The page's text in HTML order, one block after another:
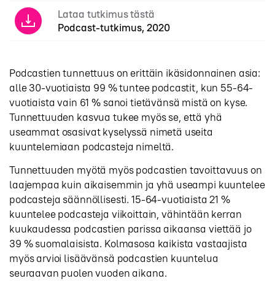
Lataa tutkimus tästä
Podcast-tutkimus, 2020
Podcastien tunnettuus on erittäin ikäsidonnainen asia:
alle 30-vuotiaista 99 % tuntee podcastit, kun 55-64-
vuotiaista vain 61 % sanoi tietävänsä mistä on kyse.
Tunnettuuden kasvua tukee myös se, että yhä
useammat osasivat kyselyssä nimetä useita
kuuntelemiaan podcasteja nimeltä.
Tunnettuuden myötä myös podcastien tavoittavuus on
laajempaa kuin aikaisemmin ja yhä useampi kuuntelee
podcasteja säännöllisesti. 15-64-vuotiaista 21 %
kuuntelee podcasteja viikoittain, vähintään kerran
kuukaudessa podcastien parissa aikaansa viettää jo
39 % suomalaisista. Kolmasosa kaikista vastaajista
myös arvioi lisäävänsä podcastien kuuntelua
seuraavan puolen vuoden aikana.